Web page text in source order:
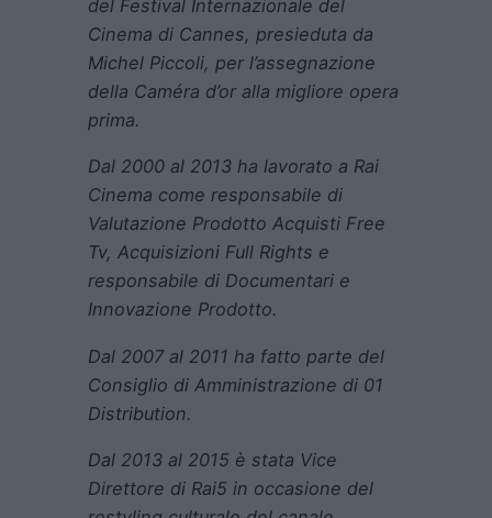
del Festival Internazionale del
Cinema di Cannes, presieduta da
Michel Piccoli, per l’assegnazione
della Caméra d’or alla migliore opera
prima.
Dal 2000 al 2013 ha lavorato a Rai
Cinema come responsabile di
Valutazione Prodotto Acquisti Free
Tv, Acquisizioni Full Rights e
responsabile di Documentari e
Innovazione Prodotto.
Dal 2007 al 2011 ha fatto parte del
Consiglio di Amministrazione di 01
Distribution.
Dal 2013 al 2015 è stata Vice
Direttore di Rai5 in occasione del